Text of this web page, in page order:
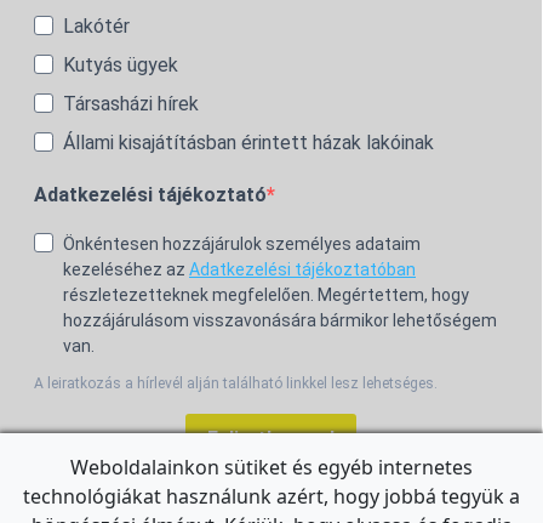
Lakótér
Kutyás ügyek
Társasházi hírek
Állami kisajátításban érintett házak lakóinak
Adatkezelési tájékoztató
Önkéntesen hozzájárulok személyes adataim
kezeléséhez az Adatkezelési tájékoztatóban
részletezetteknek megfelelően. Megértettem, hogy
hozzájárulásom visszavonására bármikor lehetőségem
van.
A leiratkozás a hírlevél alján található linkkel lesz lehetséges.
Feliratkozom!
Weboldalainkon sütiket és egyéb internetes
technológiákat használunk azért, hogy jobbá tegyük a